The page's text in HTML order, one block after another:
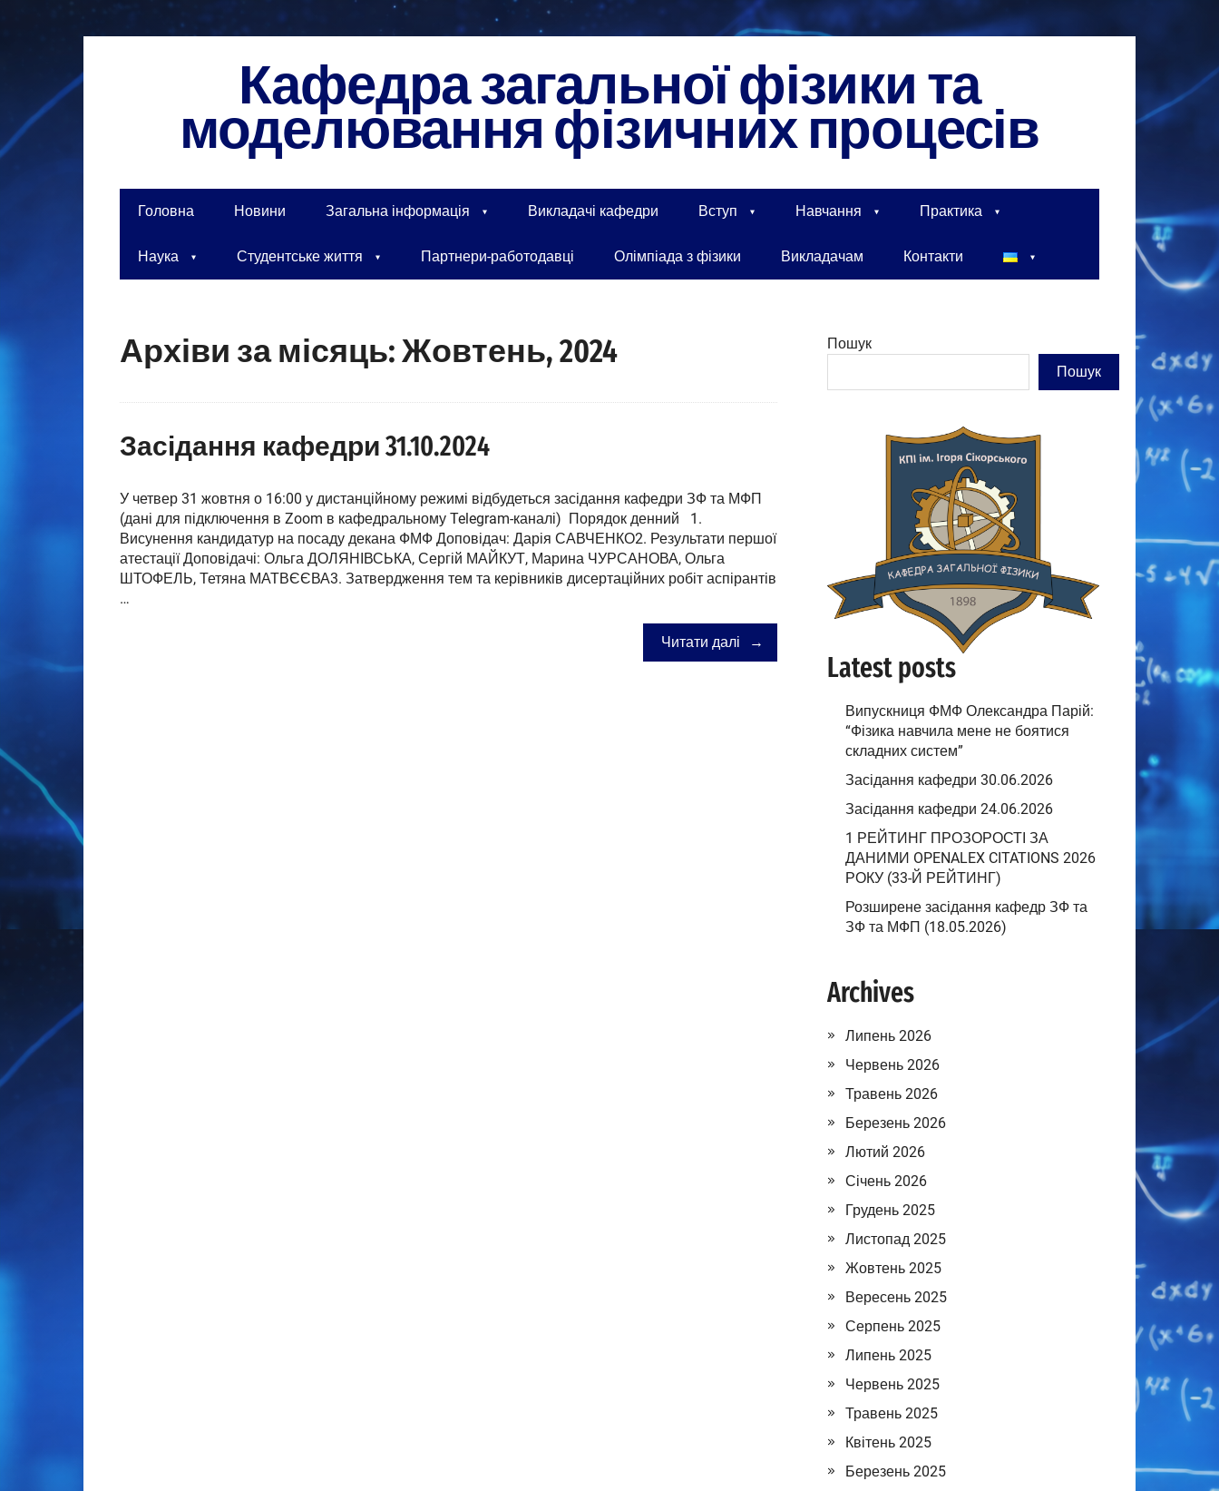
Кафедра загальної фізики та
моделювання фізичних процесів
Головна Новини Загальна інформація Викладачі кафедри Вступ Навчання Практика
Наука Студентське життя Партнери-работодавці Олімпіада з фізики Викладачам Контакти
Архіви за місяць: Жовтень, 2024
Засідання кафедри 31.10.2024
У четвер 31 жовтня о 16:00 у дистанційному режимі відбудеться засідання кафедри ЗФ та МФП
(дані для підключення в Zoom в кафедральному Telegram-каналі) Порядок денний 1.
Висунення кандидатур на посаду декана ФМФ Доповідач: Дарія САВЧЕНКО2. Результати першої
атестації Доповідачі: Ольга ДОЛЯНІВСЬКА, Сергій МАЙКУТ, Марина ЧУРСАНОВА, Ольга
ШТОФЕЛЬ, Тетяна МАТВЄЄВА3. Затвердження тем та керівників дисертаційних робіт аспірантів
…
Читати далі
Пошук
Пошук
Latest posts
Випускниця ФМФ Олександра Парій:
“Фізика навчила мене не боятися
складних систем”
Засідання кафедри 30.06.2026
Засідання кафедри 24.06.2026
1 РЕЙТИНГ ПРОЗОРОСТІ ЗА
ДАНИМИ OPENALEX CITATIONS 2026
РОКУ (33-Й РЕЙТИНГ)
Розширене засідання кафедр ЗФ та
ЗФ та МФП (18.05.2026)
Archives
Липень 2026
Червень 2026
Травень 2026
Березень 2026
Лютий 2026
Січень 2026
Грудень 2025
Листопад 2025
Жовтень 2025
Вересень 2025
Серпень 2025
Липень 2025
Червень 2025
Травень 2025
Квітень 2025
Березень 2025